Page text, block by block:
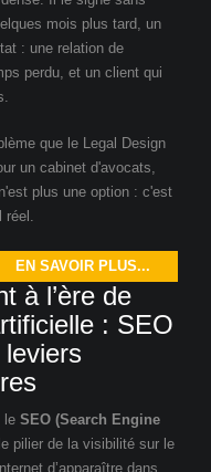
mois plus tard, un
: une relation de
perdu, et un client qui
que le Legal Design
un cabinet d'avocats,
plus une option : c'est
réel.
EN SAVOIR PLUS...
à l’ère de
: SEO
le SEO (Search Engine
pilier de la visibilité sur le
d’apparaître dans